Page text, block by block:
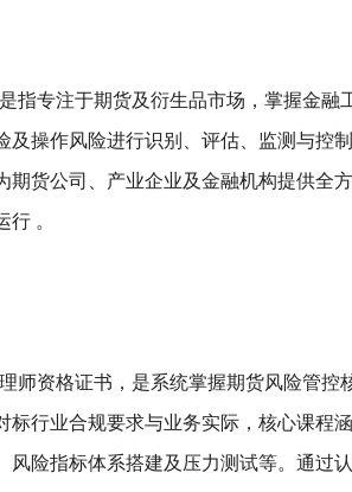
指专注于期货及衍生品市场，掌握金
及操作风险进行识别、评估、监测与控
期货公司、产业企业及金融机构提供全
行 。
师资格证书，是系统掌握期货风险管
标行业合规要求与业务实际，核心课程
风险指标体系搭建及压力测试等。通过